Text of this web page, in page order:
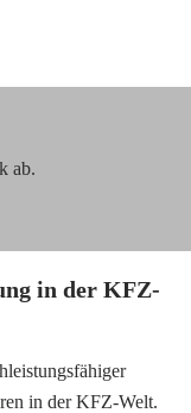
ab.
in der KFZ-
in der KFZ-Welt.